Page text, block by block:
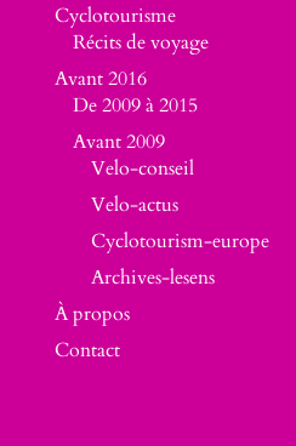
Cyclotourisme
Récits de voyage
Avant 2016
De 2009 à 2015
Avant 2009
Velo-conseil
Velo-actus
Cyclotourism-europe
Archives-lesens
À propos
Contact